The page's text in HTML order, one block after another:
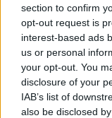
section to confirm
opt-out request is
interest-based ads
us or personal
your opt-out. You
disclosure of your
IAB’s list of
also be disclosed
#allergia
#pajzsmirigy
Regisztráció